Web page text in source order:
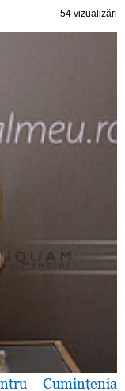
54 vizualizări
Cuminţenia